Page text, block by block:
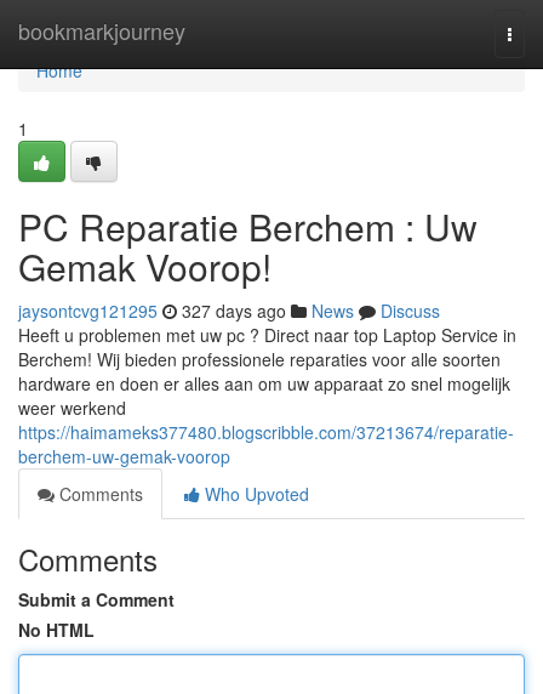
bookmarkjourney
Home
Home
1
PC Reparatie Berchem : Uw
Gemak Voorop!
jaysontcvg121295 327 days ago News
Discuss
Heeft u problemen met uw pc ? Direct naar top Laptop Service in
Berchem! Wij bieden professionele reparaties voor alle soorten
hardware en doen er alles aan om uw apparaat zo snel mogelijk
weer werkend
https://haimameks377480.blogscribble.com/37213674/reparatie-
berchem-uw-gemak-voorop
Comments
Who Upvoted
Comments
Submit a Comment
No HTML